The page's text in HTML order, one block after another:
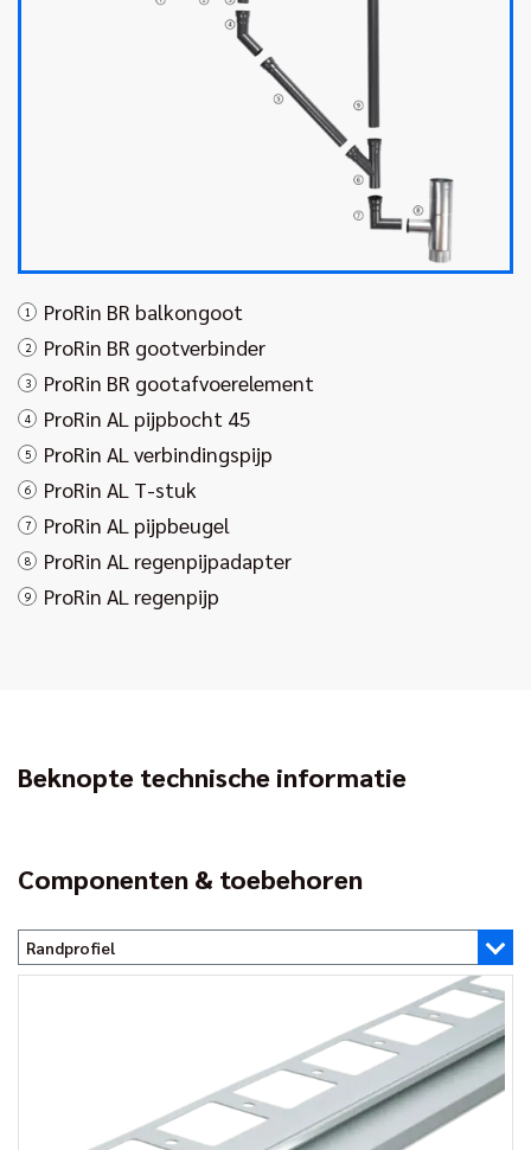
1 ProRin BR balkongoot
2 ProRin BR gootverbinder
3 ProRin BR gootafvoerelement
4 ProRin AL pijpbocht 45
5 ProRin AL verbindingspijp
6 ProRin AL T-stuk
7 ProRin AL pijpbeugel
8 ProRin AL regenpijpadapter
9 ProRin AL regenpijp
Beknopte technische informatie
Componenten & toebehoren
Randprofiel